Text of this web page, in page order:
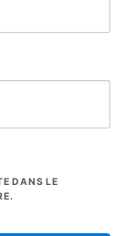
DANS LE